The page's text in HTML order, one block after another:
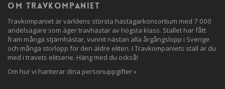
Om travkompaniet
Travkompaniet är världens största hästägarkonsortium med 7 000
andelsägare som äger travhästar av högsta klass. Stallet har fått
fram många stjärnhästar, vunnit nästan alla årgångslopp i Sverige
och många storlopp för den äldre eliten. I Travkompaniets stall är du
med i travets elitserie. Häng med du också!
Om hur vi hanterar dina personuppgifter »